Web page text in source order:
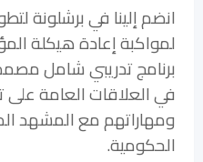
انضم إلينا في برشلونة
لمواكبة إعادة هيكلة
برنامج تدريبي شامل
في العلاقات العامة على
ومهاراتهم مع المشهد
الحكومية.